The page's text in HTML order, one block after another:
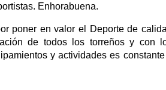
Enhorabuena.
poner en valor el Deporte de
de todos los torreños y con
y actividades es